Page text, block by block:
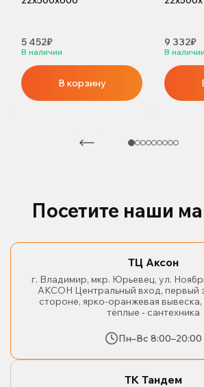
5 452₽
В наличии
В корзину
9 332₽
В наличии
Посетите наши
ТЦ Аксон
г. Владимир, мкр. Юрьевец, ул.
АКСОН Центральный вход, первый
стороне, ярко-оранжевая
тёплые - сантехника
Пн–Вс 8:00–20:00
ТК Тандем